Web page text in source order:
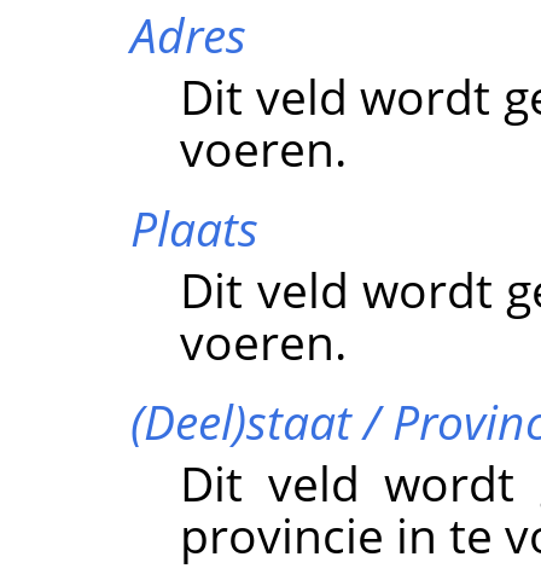
Adres
Dit veld wordt
voeren.
Plaats
Dit veld wordt
voeren.
(Deel)staat /
Dit veld
provincie in te